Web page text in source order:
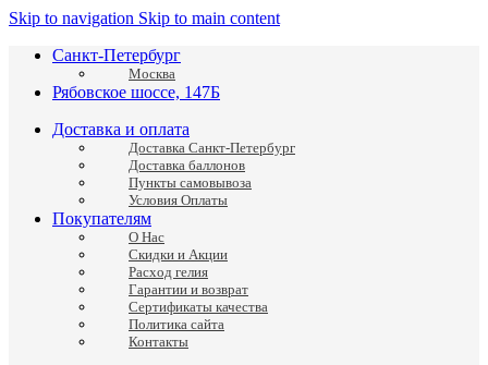
Skip to navigation Skip to main content
Санкт-Петербург
Москва
Рябовское шоссе, 147Б
Доставка и оплата
Доставка Санкт-Петербург
Доставка баллонов
Пункты самовывоза
Условия Оплаты
Покупателям
О Нас
Скидки и Акции
Расход гелия
Гарантии и возврат
Сертификаты качества
Политика сайта
Контакты